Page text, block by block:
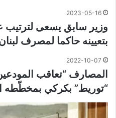
2023-05-16
وزير سابق يسعى لترتيب
بتعيينه حاكما لمصرف
2022-10-07
المصارف “تعاقب
“توريط” بكركي بمخطّطه